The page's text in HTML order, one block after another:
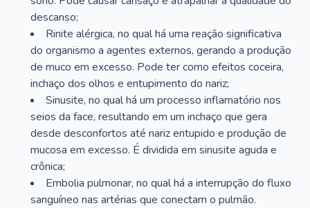
descanso;
Rinite alérgica, no qual há uma reação significativa
do organismo a agentes externos, gerando a produção
de muco em excesso. Pode ter como efeitos coceira,
inchaço dos olhos e entupimento do nariz;
Sinusite, no qual há um processo inflamatório nos
seios da face, resultando em um inchaço que gera
desde desconfortos até nariz entupido e produção de
mucosa em excesso. É dividida em sinusite aguda e
crônica;
Embolia pulmonar, no qual há a interrupção do fluxo
sanguíneo nas artérias que conectam o pulmão.